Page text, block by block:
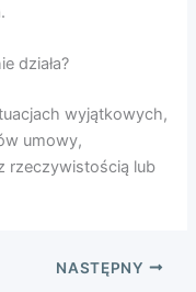
działa?
wyjątkowych,
umowy,
rzeczywistością lub
NASTĘPNY